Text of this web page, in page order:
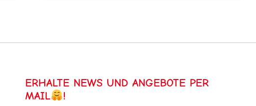
ERHALTE NEWS UND ANGEBOTE PER
MAIL
!